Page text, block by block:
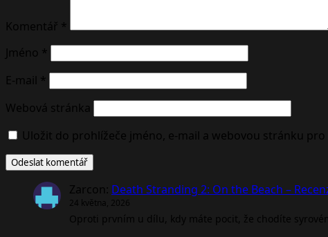
Komentář *
Jméno *
E-mail *
Webová stránka
Uložit do prohlížeče jméno, e-mail a webovou stránku
Zarcon: Death Stranding 2: On the Beach –
24 května, 2026
Oproti prvním u dílu, kdy máte pocit, že chodíte